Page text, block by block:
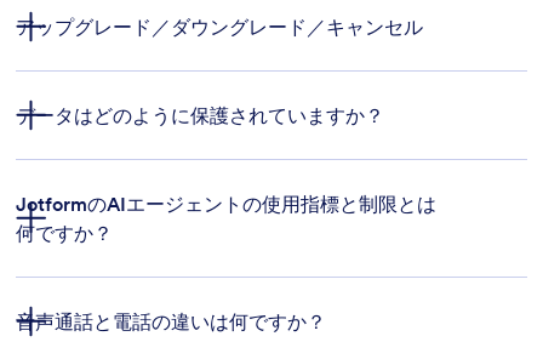
フォームの閲覧制限:
フォームの閲覧制限
支払い送信の制限
アップグレード／ダウングレード／キャンセル
データはどのように保護されていますか？
Jotformのセキュリティページ
JotformのAIエージェントの使用指標と制限とは
何ですか？
音声通話と電話の違いは何ですか？